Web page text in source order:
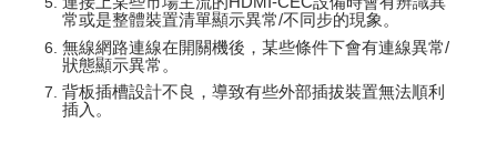
常或是整體裝置清單顯示異常/不同步的現象。
無線網路連線在開關機後，某些條件下會有連線異常/
狀態顯示異常。
背板插槽設計不良，導致有些外部插拔裝置無法順利
插入。